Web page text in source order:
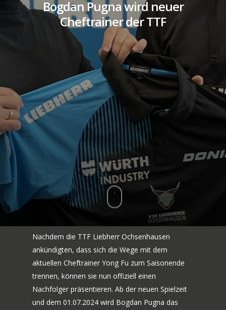
Bogdan Pugna wird neuer
Cheftrainer der TTF
Nachdem die TTF Liebherr Ochsenhausen
ankündigten, dass sich die Wege mit dem
aktuellen Cheftrainer Yong Fu zum Saisonende
trennen, können sie nun offiziell einen
Nachfolger präsentieren. Ab der neuen Spielzeit
und dem 01.07.2024 wird Bogdan Pugna das